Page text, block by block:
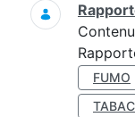
FUMO